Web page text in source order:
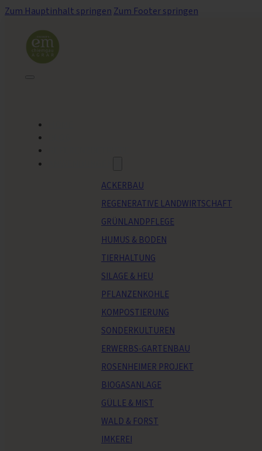
Zum Hauptinhalt springen Zum Footer springen
ACKERBAU
REGENERATIVE LANDWIRTSCHAFT
GRÜNLANDPFLEGE
HUMUS & BODEN
TIERHALTUNG
SILAGE & HEU
PFLANZENKOHLE
KOMPOSTIERUNG
SONDERKULTUREN
ERWERBS-GARTENBAU
ROSENHEIMER PROJEKT
BIOGASANLAGE
GÜLLE & MIST
WALD & FORST
IMKEREI